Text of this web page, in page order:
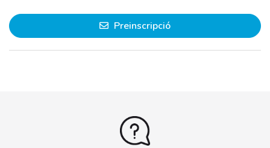
Preinscripció